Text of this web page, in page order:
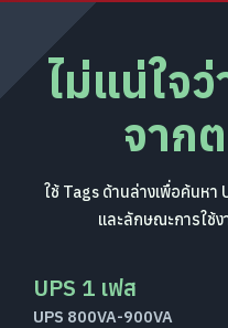
ไม่แน่ใจว่
จาก
ใช้ Tags ด้านล่างเพื่อค้นหา
และลักษณะการใช้
UPS 1 เฟส
UPS 800VA-900VA